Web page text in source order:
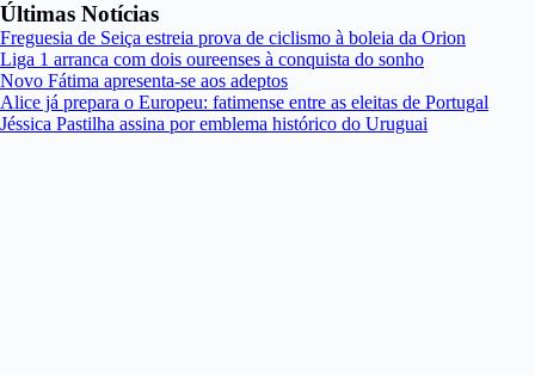
Últimas Notícias
Freguesia de Seiça estreia prova de ciclismo à boleia da Orion
Liga 1 arranca com dois oureenses à conquista do sonho
Novo Fátima apresenta-se aos adeptos
Alice já prepara o Europeu: fatimense entre as eleitas de Portugal
Jéssica Pastilha assina por emblema histórico do Uruguai